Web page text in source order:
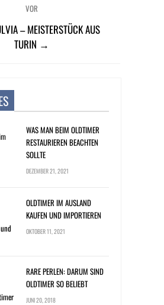
VOR
– MEISTERSTÜCK AUS
TURIN →
WAS MAN BEIM OLDTIMER
RESTAURIEREN BEACHTEN
SOLLTE
DEZEMBER 21, 2021
OLDTIMER IM AUSLAND
KAUFEN UND IMPORTIEREN
OKTOBER 11, 2021
RARE PERLEN: DARUM SIND
OLDTIMER SO BELIEBT
JUNI 20, 2018